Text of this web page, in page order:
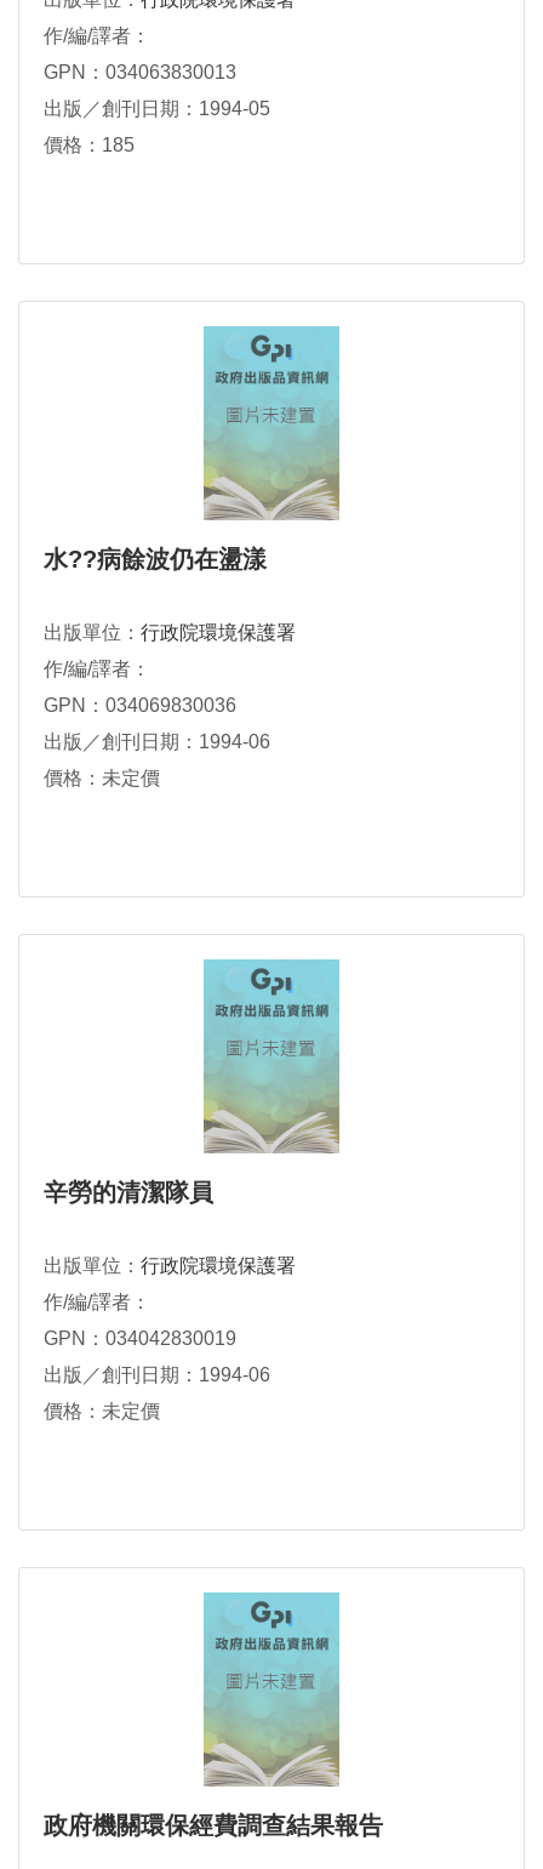
作/編/譯者：
GPN：034063830013
出版／創刊日期：1994-05
價格：185
水??病餘波仍在盪漾
出版單位： 行政院環境保護署
作/編/譯者：
GPN：034069830036
出版／創刊日期：1994-06
價格：未定價
辛勞的清潔隊員
出版單位： 行政院環境保護署
作/編/譯者：
GPN：034042830019
出版／創刊日期：1994-06
價格：未定價
政府機關環保經費調查結果報告